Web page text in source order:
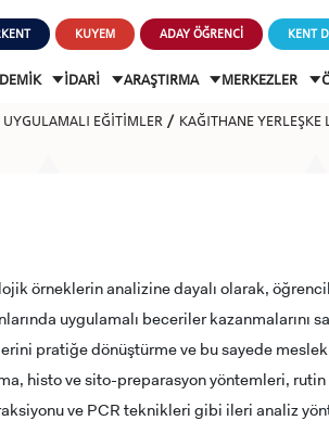
KUYEM ADAY ÖĞRENCİ KENT
İDARİ ARAŞTIRMA MERKEZLER
EĞİTİMLER KAĞITHANE YERLEŞKE
örneklerin analizine dayalı olarak,
uygulamalı beceriler kazanmalarını
pratiğe dönüştürme ve bu sayede
histo ve sito-preparasyon yöntemleri,
ve PCR teknikleri gibi ileri analiz